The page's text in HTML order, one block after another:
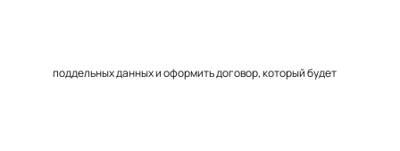
поддельных данных и оформить договор, который будет